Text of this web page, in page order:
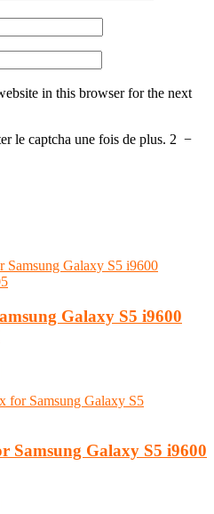
in this browser for the next
le captcha une fois de plus. 2 −
Galaxy S5 i9600
Samsung Galaxy S5 i9600